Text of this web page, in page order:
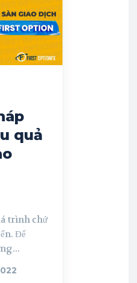
quả
trình chứ
Để